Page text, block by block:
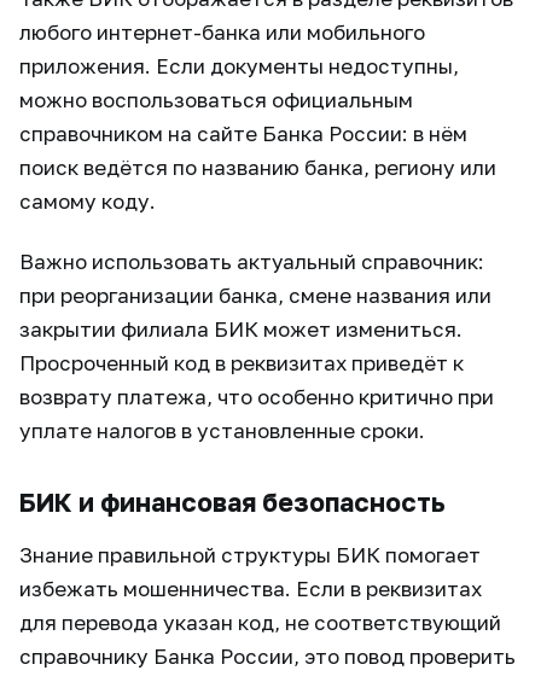
любого интернет-банка или мобильного
приложения. Если документы недоступны,
можно воспользоваться официальным
справочником на сайте Банка России: в нём
поиск ведётся по названию банка, региону или
самому коду.
Важно использовать актуальный справочник:
при реорганизации банка, смене названия или
закрытии филиала БИК может измениться.
Просроченный код в реквизитах приведёт к
возврату платежа, что особенно критично при
уплате налогов в установленные сроки.
БИК и финансовая безопасность
Знание правильной структуры БИК помогает
избежать мошенничества. Если в реквизитах
для перевода указан код, не соответствующий
справочнику Банка России, это повод проверить